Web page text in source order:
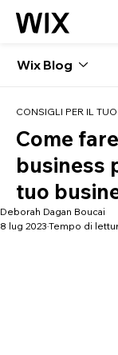
Wix Blog
CONSIGLI PER IL
Come
business
tuo
Deborah Dagan Boucai
8 lug 2023 Tempo di